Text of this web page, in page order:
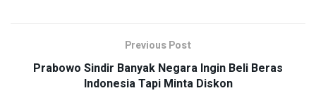
Previous Post
Prabowo Sindir Banyak Negara Ingin Beli Beras
Indonesia Tapi Minta Diskon